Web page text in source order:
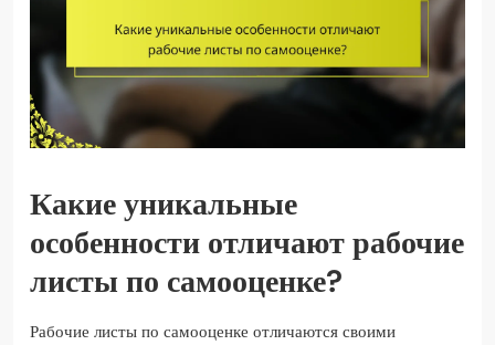
Какие уникальные
особенности отличают рабочие
листы по самооценке?
Рабочие листы по самооценке отличаются своими